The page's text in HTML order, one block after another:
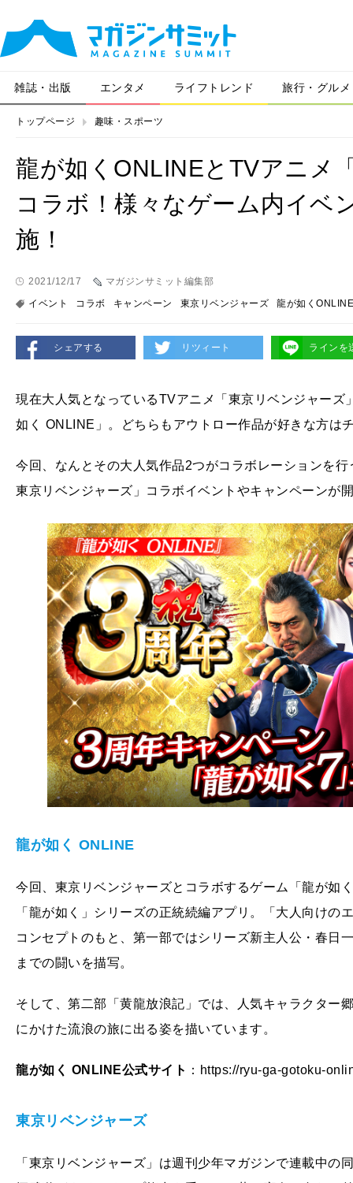
雑誌・出版 エンタメ ライフトレンド 旅行・グルメ
トップページ 趣味・スポーツ
龍が如くONLINEとTVアニメ
コラボ！様々なゲーム内イベ
施！
2021/12/17
マガジンサミット編集部
イベント
コラボ キャンペーン 東京リベンジャーズ 龍が如くONLINE
シェアする リツィート ラインを
現在大人気となっているTVアニメ「東京リベンジャー
如く ONLINE」。どちらもアウトロー作品が好きな方は
今回、なんとその大人気作品2つがコラボレーションを
東京リベンジャーズ」コラボイベントやキャンペーンが
龍が如く ONLINE
今回、東京リベンジャーズとコラボするゲーム「龍が如
「龍が如く」シリーズの正統続編アプリ。「大人向け
コンセプトのもと、第一部ではシリーズ新主人公・春日
までの闘いを描写。
そして、第二部「黄龍放浪記」では、人気キャラクター
にかけた流浪の旅に出る姿を描いています。
龍が如く ONLINE公式サイト ：https://ryu-ga-gotoku-
東京リベンジャーズ
「東京リベンジャーズ」は週刊少年マガジンで連載中